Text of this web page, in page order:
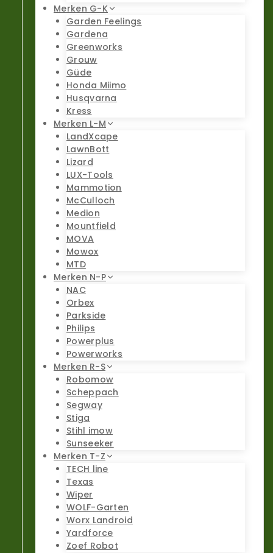
Merken G-K
Garden Feelings
Gardena
Greenworks
Grouw
Güde
Honda Miimo
Husqvarna
Kress
Merken L-M
LandXcape
LawnBott
Lizard
LUX-Tools
Mammotion
McCulloch
Medion
Mountfield
MOVA
Mowox
MTD
Merken N-P
NAC
Orbex
Parkside
Philips
Powerplus
Powerworks
Merken R-S
Robomow
Scheppach
Segway
Stiga
Stihl imow
Sunseeker
Merken T-Z
TECH line
Texas
Wiper
WOLF-Garten
Worx Landroid
Yardforce
Zoef Robot